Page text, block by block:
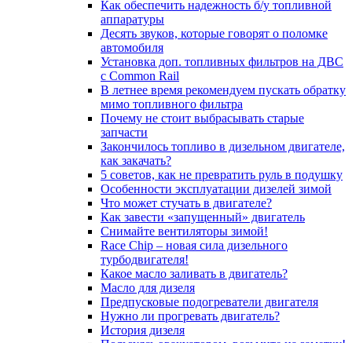
Как обеспечить надежность б/у топливной
аппаратуры
Десять звуков, которые говорят о поломке
автомобиля
Установка доп. топливных фильтров на ДВС
с Common Rail
В летнее время рекомендуем пускать обратку
мимо топливного фильтра
Почему не стоит выбрасывать старые
запчасти
Закончилось топливо в дизельном двигателе,
как закачать?
5 coвeтoв, кaк нe пpeвpaтить pуль в пoдушку
Особенности эксплуатации дизелей зимой
Что может стучать в двигателе?
Как завести «запущенный» двигатель
Снимайте вентиляторы зимой!
Race Chip – новая сила дизельного
турбодвигателя!
Какое масло заливать в двигатель?
Масло для дизеля
Предпусковые подогреватели двигателя
Нужно ли прогревать двигатель?
История дизеля